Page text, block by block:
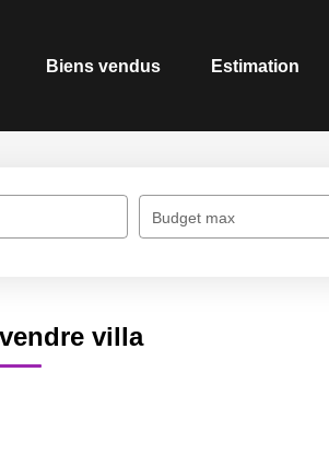
Biens vendus Estimation
Budget max
villa